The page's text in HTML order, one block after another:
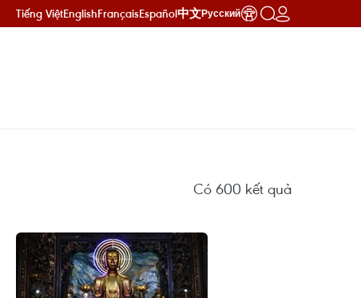
Tiếng ViệtEnglishFrançaisEspañol中文Русский
Có 600 kết quả